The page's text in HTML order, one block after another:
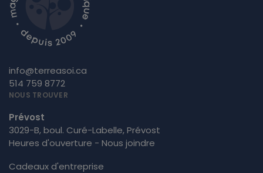
info@terreasoi.ca
514 759 8772
NOUS TROUVER
Prévost
3029-B, boul. Curé-Labelle, Prévost
Heures d'ouverture - Nous joindre
Cadeaux d'entreprise